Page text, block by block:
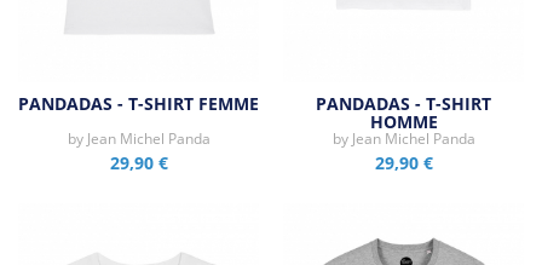
PANDADAS - T-SHIRT FEMME
by Jean Michel Panda
29,90 €
PANDADAS - T-SHIRT
HOMME
by Jean Michel Panda
29,90 €